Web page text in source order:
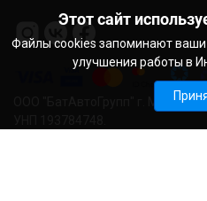
ООО "БатАвтоГрупп" г. Минск,
Этот сайт
Файлы cookies запоминают ваши
улучшения работы в